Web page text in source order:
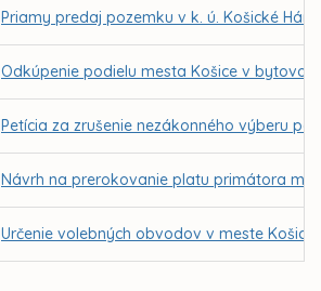
Priamy predaj pozemku v k. ú. Košické
Odkúpenie podielu mesta Košice v
Petícia za zrušenie nezákonného výberu
Návrh na prerokovanie platu primátora
Určenie volebných obvodov v meste